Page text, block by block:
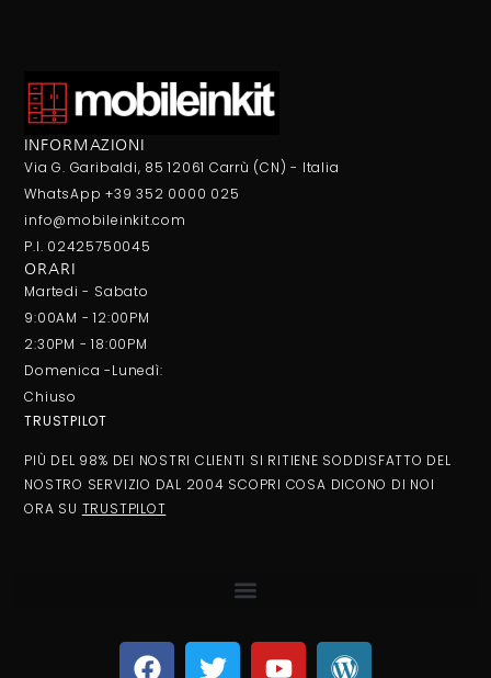
INFORMAZIONI
Via G. Garibaldi, 85 12061 Carrù (CN) - Italia
WhatsApp +39 352 0000 025
info@mobileinkit.com
P.I. 02425750045
ORARI
Martedi - Sabato
9:00AM - 12:00PM
2:30PM - 18:00PM
Domenica -Lunedì:
Chiuso
TRUSTPILOT
PIÙ DEL 98% DEI NOSTRI CLIENTI SI RITIENE SODDISFATTO DEL
NOSTRO SERVIZIO DAL 2004 SCOPRI COSA DICONO DI NOI
ORA SU TRUSTPILOT